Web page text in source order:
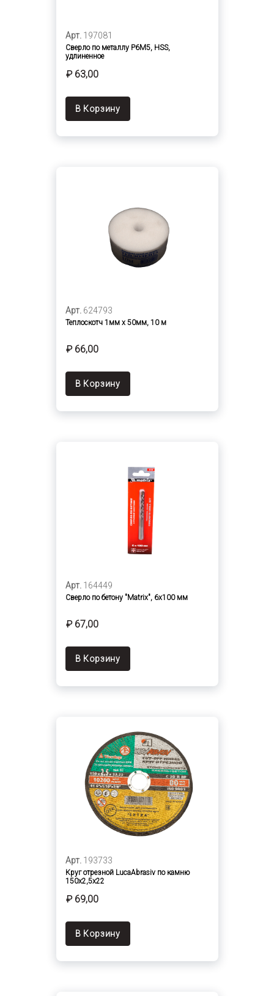
Арт. 197081
Сверло по металлу Р6М5, HSS,
удлиненное
₽ 63,00
В Корзину
Арт. 624793
Теплоскотч 1мм х 50мм, 10 м
₽ 66,00
В Корзину
Арт. 164449
Сверло по бетону "Matrix", 6х100 мм
₽ 67,00
В Корзину
Арт. 193733
Круг отрезной LucaAbrasiv по камню
150х2,5х22
₽ 69,00
В Корзину